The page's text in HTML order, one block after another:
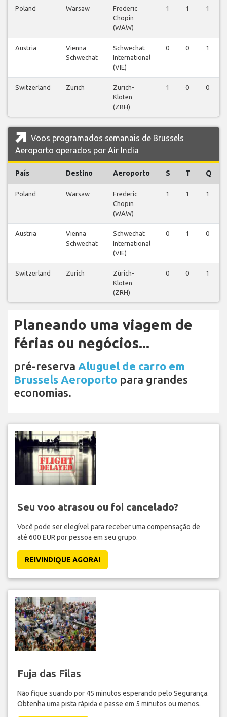
Poland Warsaw
Frederic
Chopin
(WAW)
1 1 1
Austria
Vienna
Schwechat
Schwechat
International
(VIE)
0 0 1
Switzerland Zurich
Zürich-
Kloten
(ZRH)
1 0 0
Voos programados semanais de Brussels
Aeroporto operados por Air India
País Destino Aeroporto S T Q
Poland Warsaw
Frederic
Chopin
(WAW)
1 1 1
Austria
Vienna
Schwechat
Schwechat
International
(VIE)
0 1 0
Switzerland Zurich
Zürich-
Kloten
(ZRH)
0 0 1
Planeando uma viagem de
férias ou negócios...
pré-reserva Aluguel de carro em
Brussels Aeroporto para grandes
economias.
Seu voo atrasou ou foi cancelado?
Você pode ser elegível para receber uma compensação de
até 600 EUR por pessoa em seu grupo.
REIVINDIQUE AGORA!